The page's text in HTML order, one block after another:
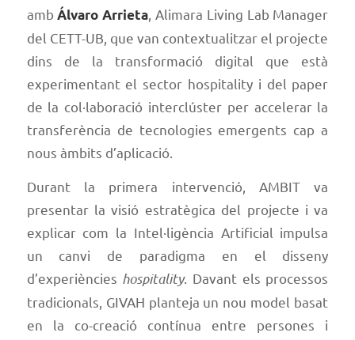
amb Álvaro Arrieta , Alimara Living Lab Manager
del CETT-UB, que van contextualitzar el projecte
dins de la transformació digital que està
experimentant el sector hospitality i del paper
de la col·laboració interclúster per accelerar la
transferència de tecnologies emergents cap a
nous àmbits d’aplicació.
Durant la primera intervenció, AMBIT va
presentar la visió estratègica del projecte i va
explicar com la Intel·ligència Artificial impulsa
un canvi de paradigma en el disseny
d’experiències hospitality. Davant els processos
tradicionals, GIVAH planteja un nou model basat
en la co-creació contínua entre persones i